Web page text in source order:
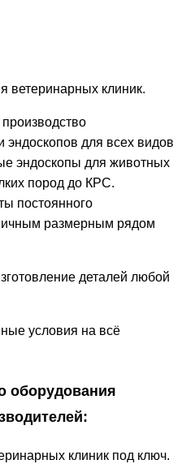
ветеринарных клиник.
эндоскопов для всех видов
эндоскопы для животных
пород до КРС.
постоянного
размерным рядом
деталей любой
условия на всё
оборудования
клиник под ключ.